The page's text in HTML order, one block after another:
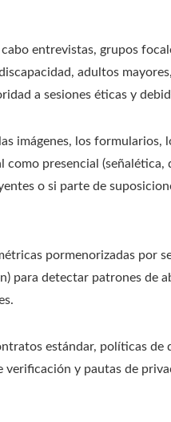
cabo entrevistas, grupos
adultos
a sesiones éticas y
imágenes, los formularios,
presencial (señalética,
o si parte de
pormenorizadas por
para detectar patrones de
estándar, políticas de
y pautas de